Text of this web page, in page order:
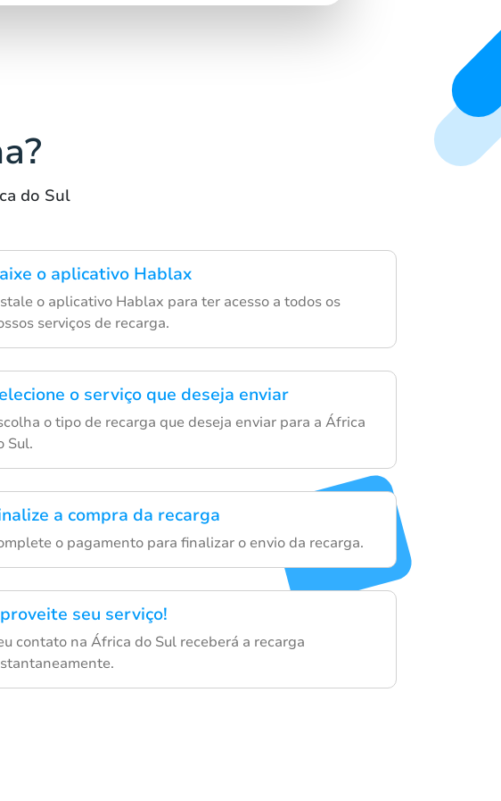
do Sul
o aplicativo Hablax
o aplicativo Hablax para ter acesso a todos os
serviços de recarga.
o serviço que deseja enviar
o tipo de recarga que deseja enviar para a África
Sul.
a compra da recarga
o pagamento para finalizar o envio da recarga.
seu serviço!
contato na África do Sul receberá a recarga